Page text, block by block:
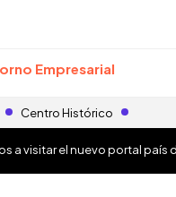
Empresarial
Centro Histórico
a visitar el nuevo portal